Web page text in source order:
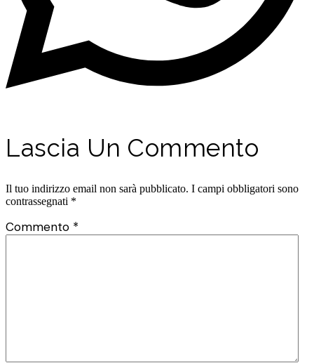
Lascia Un Commento
Il tuo indirizzo email non sarà pubblicato. I campi obbligatori sono
contrassegnati *
Commento *